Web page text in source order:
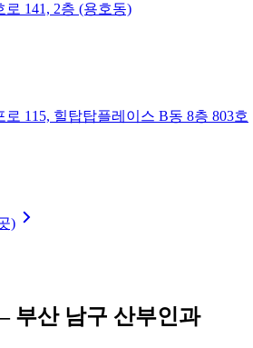
141, 2층 (용호동)
115, 힐탑탑플레이스 B동 8층 803호
)
부산 남구 산부인과